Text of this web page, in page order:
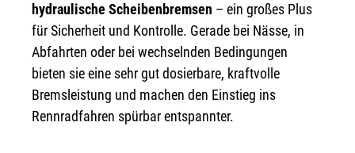
hydraulische Scheibenbremsen – ein großes Plus
für Sicherheit und Kontrolle. Gerade bei Nässe, in
Abfahrten oder bei wechselnden Bedingungen
bieten sie eine sehr gut dosierbare, kraftvolle
Bremsleistung und machen den Einstieg ins
Rennradfahren spürbar entspannter.